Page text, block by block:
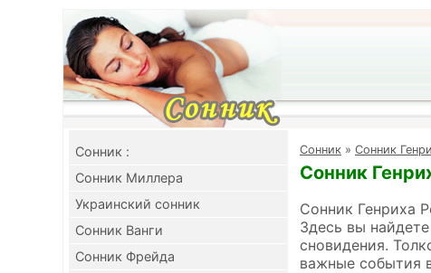
Cонник :
Сонник Миллера
Украинский сонник
Сонник Ванги
Сонник Фрейда
Cонник » Сонник
Сонник
Сонник Генриха
Здесь вы
сновидения.
важные события